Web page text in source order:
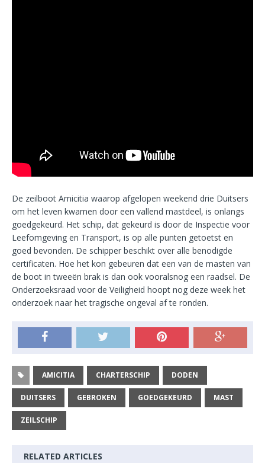
De zeilboot Amicitia waarop afgelopen weekend drie Duitsers
om het leven kwamen door een vallend mastdeel, is onlangs
goedgekeurd. Het schip, dat gekeurd is door de Inspectie voor
Leefomgeving en Transport, is op alle punten getoetst en
goed bevonden. De schipper beschikt over alle benodigde
certificaten. Hoe het kon gebeuren dat een van de masten van
de boot in tweeën brak is dan ook vooralsnog een raadsel. De
Onderzoeksraad voor de Veiligheid hoopt nog deze week het
onderzoek naar het tragische ongeval af te ronden.
AMICITIA CHARTERSCHIP DODEN
DUITSERS GEBROKEN GOEDGEKEURD MAST
ZEILSCHIP
RELATED ARTICLES